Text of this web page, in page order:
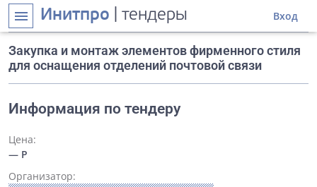
menu Инитпро | тендеры Вход
Закупка и монтаж элементов фирменного стиля
для оснащения отделений почтовой связи
Информация по тендеру
Цена:
— Р
Организатор: